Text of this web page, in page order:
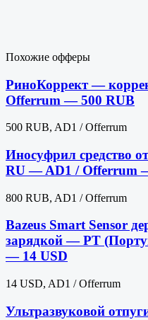
Похожие офферы
РиноКоррект —
Offerrum — 500 RUB
500 RUB, AD1 / Offerrum
Иносуфрил средство
RU — AD1 / Offerrum
800 RUB, AD1 / Offerrum
Bazeus Smart Sensor
зарядкой — PT
— 14 USD
14 USD, AD1 / Offerrum
Ультразвуковой